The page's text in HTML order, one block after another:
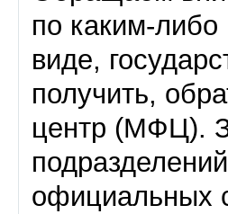
по каким-либо
виде,
получить,
центр (МФЦ).
официальных